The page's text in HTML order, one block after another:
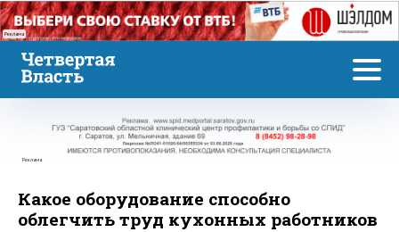
Реклама
Реклама
Какое оборудование способно
облегчить труд кухонных работников